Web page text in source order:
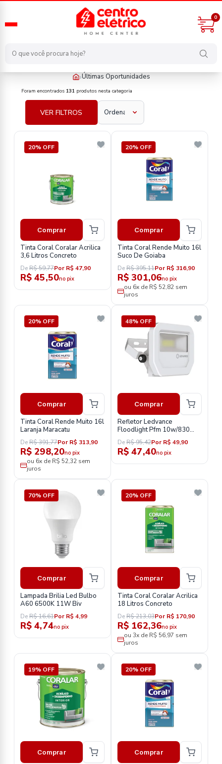
0
›Últimas Oportunidades
Últimas Oportunidades
Foram encontrados 131 produtos nesta categoria
VER FILTROS
20% OFF
Comprar
Tinta Coral Coralar Acrilica
3,6 Litros Concreto
DeR$ 59,77Por R$ 47,90
R$ 45,50no pix
20% OFF
Comprar
Tinta Coral Rende Muito 16l
Suco De Goiaba
DeR$ 395,11Por R$ 316,90
R$ 301,06no pix
ou 6x de R$ 52,82 sem
juros
20% OFF
Comprar
Tinta Coral Rende Muito 16l
Laranja Maracatu
DeR$ 391,77Por R$ 313,90
R$ 298,20no pix
ou 6x de R$ 52,32 sem
juros
48% OFF
Comprar
Refletor Ledvance
Floodlight Pfm 10w/830
1100lm Branco Bivolt
DeR$ 95,42Por R$ 49,90
R$ 47,40no pix
70% OFF
Comprar
Lampada Brilia Led Bulbo
A60 6500K 11W Biv
DeR$ 16,61Por R$ 4,99
R$ 4,74no pix
20% OFF
Comprar
Tinta Coral Coralar Acrilica
18 Litros Concreto
DeR$ 213,03Por R$ 170,90
R$ 162,36no pix
ou 3x de R$ 56,97 sem
juros
19% OFF
Comprar
20% OFF
Comprar